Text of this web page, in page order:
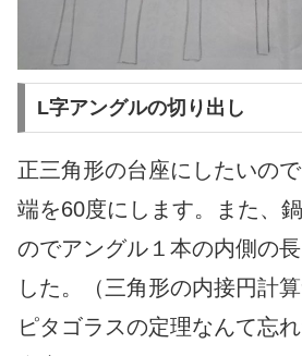
L字アングルの切り出し
正三角形の台座にしたいの
端を60度にします。
また、
のでアングル１本の内側の
した。
（三角形の内接円計
ピタゴラスの定理なんて忘